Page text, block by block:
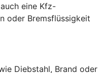
eine Kfz-
oder Bremsflüssigkeit
Diebstahl, Brand oder